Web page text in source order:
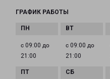
ГРАФИК РАБОТЫ
с 09:00 до
21:00
с 09:00 до
21:00